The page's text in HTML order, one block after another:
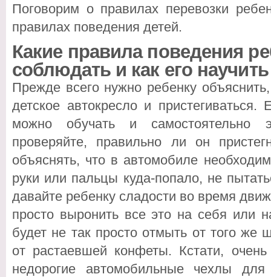
Поговорим о правилах перевозки
правилах поведения детей.
Какие правила поведения
соблюдать и как его
Прежде всего нужно ребенку
детское автокресло и
можно обучать и самостоятельно
проверяйте, правильно ли он
объяснять, что в автомобиле
руки или пальцы куда-попало, не
давайте ребенку сладости во время
просто выронить все это на себя или
будет не так просто отмыть от того же
от растаевшей конфеты. Кстати, очень
недорогие автомобильные чехлы